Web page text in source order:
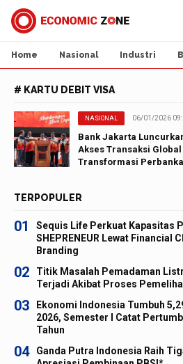
Home Nasional Industri
# KARTU DEBIT VISA
NASIONAL 06/01/2026
Bank Jakarta
Akses Transaksi
Transformasi
TERPOPULER
01
Sequis Life Perkuat Kapasitas
SHEPRENEUR Lewat Financial
Branding
02
Titik Masalah Pemadaman
Terjadi Akibat Proses
03
Ekonomi Indonesia Tumbuh
2026, Semester I Catat
Tahun
04
Ganda Putra Indonesia Raih